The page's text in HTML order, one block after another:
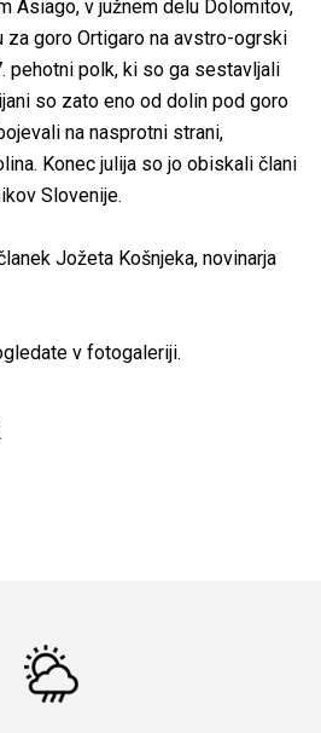
Asiago, v južnem delu Dolomitov,
za goro Ortigaro na avstro-ogrski
pehotni polk, ki so ga sestavljali
so zato eno od dolin pod goro
na nasprotni strani,
Konec julija so jo obiskali člani
Slovenije.
Jožeta Košnjeka, novinarja
v fotogaleriji.